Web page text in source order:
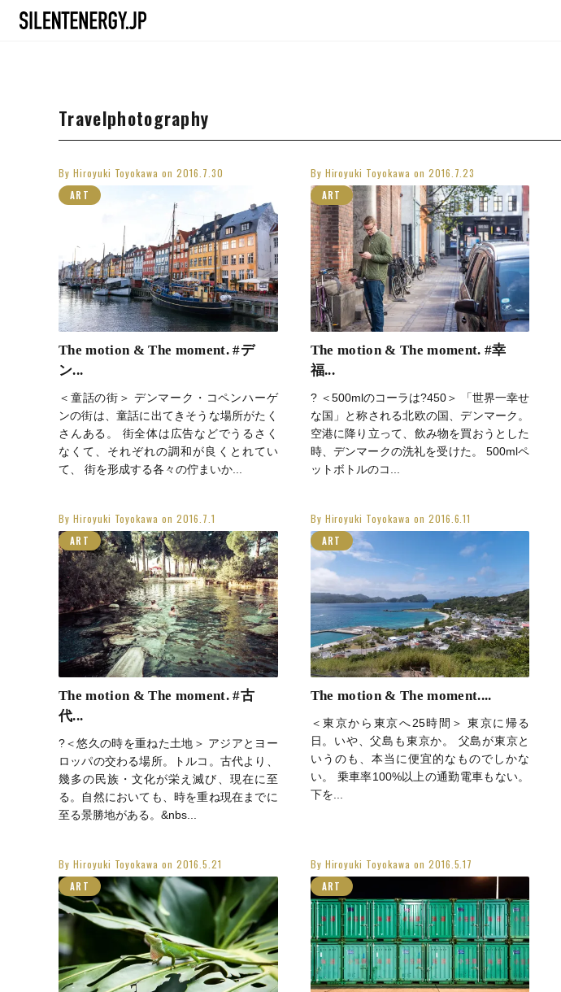
Travelphotography
By Hiroyuki Toyokawa on2016.7.30
ART
The motion & The moment. #デ
ン...
＜童話の街＞ デンマーク・コペンハーゲ
ンの街は、童話に出てきそうな場所がたく
さんある。 街全体は広告などでうるさく
なくて、それぞれの調和が良くとれてい
て、 街を形成する各々の佇まいか...
By Hiroyuki Toyokawa on 2016.7.23
ART
The motion & The moment. #幸
福...
? ＜500mlのコーラは?450＞ 「世界一幸せ
な国」と称される北欧の国、デンマーク。
空港に降り立って、飲み物を買おうとした
時、デンマークの洗礼を受けた。 500mlペ
ットボトルのコ...
By Hiroyuki Toyokawa on2016.7.1
ART
The motion & The moment. #古
代...
?＜悠久の時を重ねた土地＞ アジアとヨー
ロッパの交わる場所。トルコ。古代より、
幾多の民族・文化が栄え滅び、現在に至
る。自然においても、時を重ね現在までに
至る景勝地がある。&nbs...
By Hiroyuki Toyokawa on 2016.6.11
ART
The motion & The moment....
＜東京から東京へ25時間＞ 東京に帰る
日。いや、父島も東京か。 父島が東京と
いうのも、本当に便宜的なものでしかな
い。 乗車率100%以上の通勤電車もない。
下を...
By Hiroyuki Toyokawa on2016.5.21
ART
By Hiroyuki Toyokawa on 2016.5.17
ART